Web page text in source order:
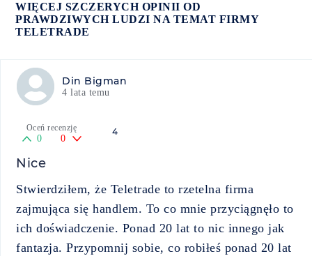
WIĘCEJ SZCZERYCH OPINII OD
PRAWDZIWYCH LUDZI NA TEMAT FIRMY
TELETRADE
Din Bigman
4 lata temu
4
Oceń recenzję
0 0
Nice
Stwierdziłem, że Teletrade to rzetelna firma
zajmująca się handlem. To co mnie przyciągnęło to
ich doświadczenie. Ponad 20 lat to nic innego jak
fantazja. Przypomnij sobie, co robiłeś ponad 20 lat